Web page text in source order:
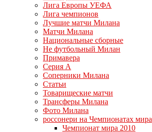
Лига Европы УЕФА
Лига чемпионов
Лучшие матчи Милана
Матчи Милана
Национальные сборные
Не футбольный Милан
Примавера
Серия А
Соперники Милана
Статьи
Товарищеские матчи
Трансферы Милана
Фото Милана
россонери на Чемпионатах мира
Чемпионат мира 2010